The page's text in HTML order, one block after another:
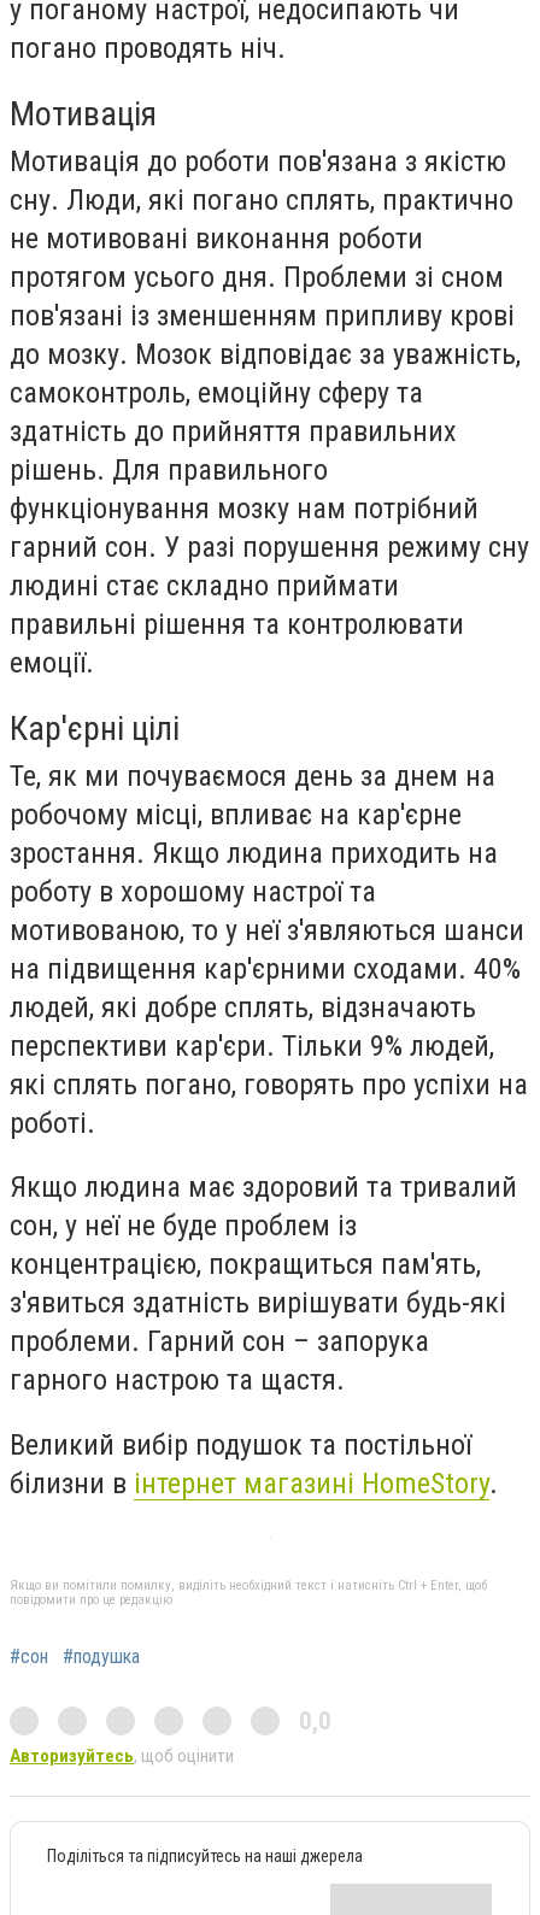
у поганому настрої, недосипають чи
погано проводять ніч.
Мотивація
Мотивація до роботи пов'язана з якістю
сну. Люди, які погано сплять, практично
не мотивовані виконання роботи
протягом усього дня. Проблеми зі сном
пов'язані із зменшенням припливу крові
до мозку. Мозок відповідає за уважність,
самоконтроль, емоційну сферу та
здатність до прийняття правильних
рішень. Для правильного
функціонування мозку нам потрібний
гарний сон. У разі порушення режиму сну
людині стає складно приймати
правильні рішення та контролювати
емоції.
Кар'єрні цілі
Те, як ми почуваємося день за днем ​​на
робочому місці, впливає на кар'єрне
зростання. Якщо людина приходить на
роботу в хорошому настрої та
мотивованою, то у неї з'являються шанси
на підвищення кар'єрними сходами. 40%
людей, які добре сплять, відзначають
перспективи кар'єри. Тільки 9% людей,
які сплять погано, говорять про успіхи на
роботі.
Якщо людина має здоровий та тривалий
сон, у неї не буде проблем із
концентрацією, покращиться пам'ять,
з'явиться здатність вирішувати будь-які
проблеми. Гарний сон – запорука
гарного настрою та щастя.
Великий вибір подушок та постільної
білизни в інтернет магазині HomeStory.
Якщо ви помітили помилку, виділіть необхідний текст і натисніть Ctrl + Enter, щоб
повідомити про це редакцію
#сон #подушка
0,0
Авторизуйтесь, щоб оцінити
Поділіться та підписуйтесь на наші джерела